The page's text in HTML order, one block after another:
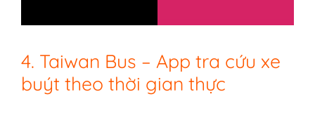
4. Taiwan Bus – App tra cứu xe
buýt theo thời gian thực